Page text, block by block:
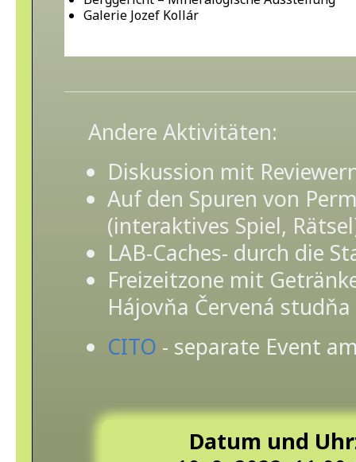
Galerie Jozef Kollár
Andere Aktivitäten:
Diskussion mit
Auf den Spuren von
(interaktives Spiel,
LAB-Caches- durch die
Freizeitzone mit
Hájovňa Červená studňa
CITO - separate Event
Datum und